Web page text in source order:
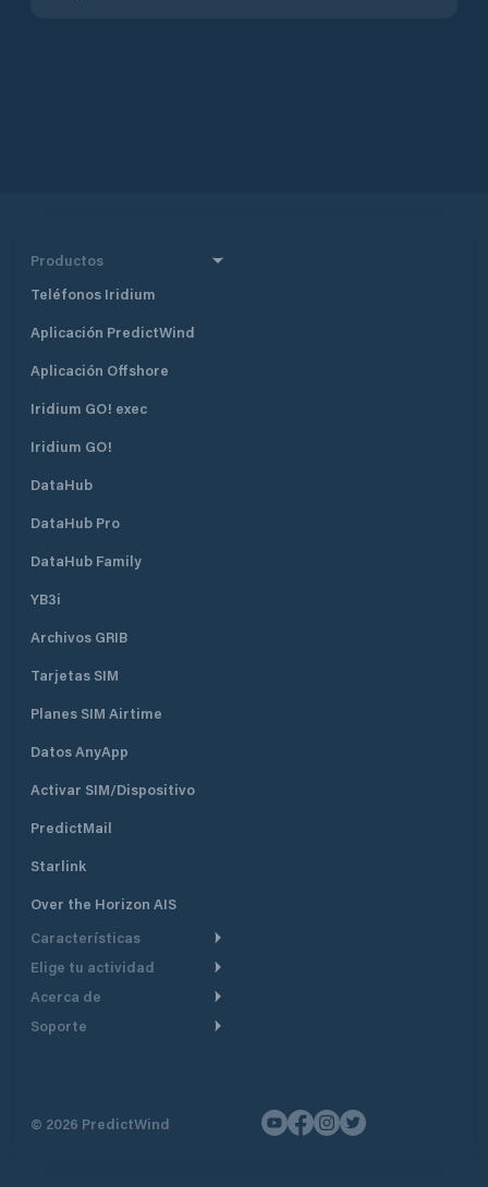
Productos
Teléfonos Iridium
Aplicación PredictWind
Aplicación Offshore
Iridium GO! exec
Iridium GO!
DataHub
DataHub Pro
DataHub Family
YB3i
Archivos GRIB
Tarjetas SIM
Planes SIM Airtime
Datos AnyApp
Activar SIM/Dispositivo
PredictMail
Starlink
Over the Horizon AIS
Características
Ruta Meteorológica
Seguimiento GPS
Elige tu actividad
Crucero
Navegación a motor
Acerca de
De un vistazo
Soporte
Contáctenos
© 2026 PredictWind